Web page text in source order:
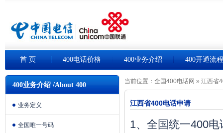
首 页 400电话价格 400业务介绍 400开通流程
400业务介绍 /About 400
业务定义
全国唯一号码
当前位置： 全国400电话网 » 江西省
江西省400电话申请
1、全国统一400